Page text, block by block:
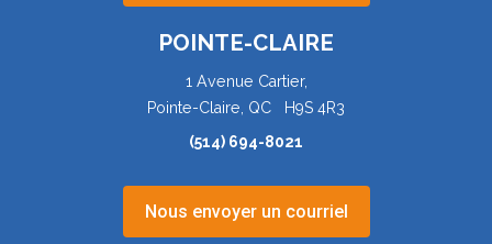
POINTE-CLAIRE
1 Avenue Cartier,
Pointe-Claire, QC H9S 4R3
(514) 694-8021
Nous envoyer un courriel